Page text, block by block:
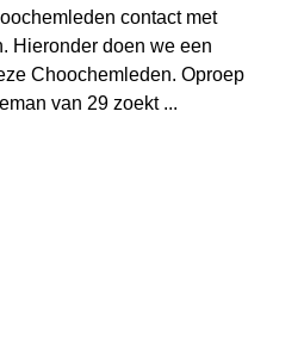
contact met
Hieronder doen we een
Choochemleden. Oproep
van 29 zoekt ...